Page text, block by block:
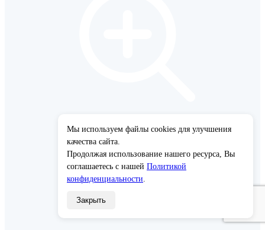
Мы используем файлы cookies для улучшения
качества сайта.
Продолжая использование нашего ресурса, Вы
соглашаетесь с нашей Политикой
конфиденциальности.
Закрыть